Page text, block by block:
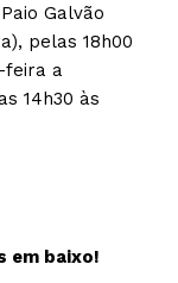
Galvão
pelas 18h00
feira a
14h30 às
em baixo!